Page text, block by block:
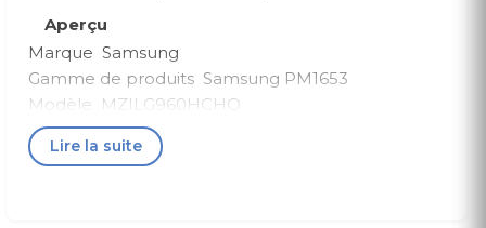
Aperçu
Marque Samsung
Gamme de produits Samsung PM1653
Modèle MZILG960HCHQ
Fabricant Samsung
Stockage
Lire la suite